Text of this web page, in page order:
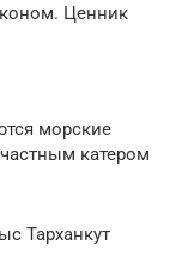
Ценник
морские
катером
Тарханкут